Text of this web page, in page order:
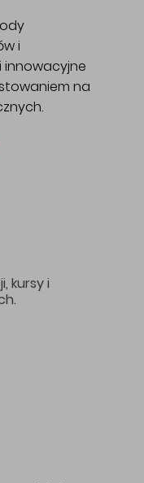
i
innowacyjne
na
kursy i